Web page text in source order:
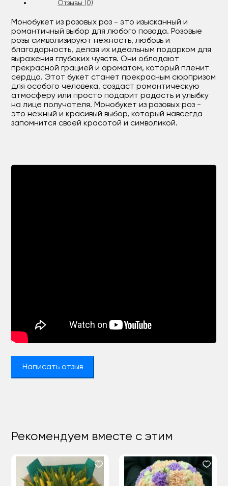
Отзывы (0)
Монобукет из розовых роз - это изысканный и
романтичный выбор для любого повода. Розовые
розы символизируют нежность, любовь и
благодарность, делая их идеальным подарком для
выражения глубоких чувств. Они обладают
прекрасной грацией и ароматом, который пленит
сердца. Этот букет станет прекрасным сюрпризом
для особого человека, создаст романтическую
атмосферу или просто подарит радость и улыбку
на лице получателя. Монобукет из розовых роз -
это нежный и красивый выбор, который навсегда
запомнится своей красотой и символикой.
Написать отзыв
Рекомендуем вместе с этим